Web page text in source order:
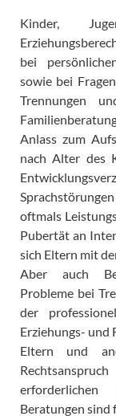
Kinder,
bei
sowie bei
Trennungen
Anlass zum
nach Alter des
oftmals
Pubertät an
sich Eltern mit
Aber auch
Probleme bei
der
Erziehungs- und
Eltern und
Beratungen sind